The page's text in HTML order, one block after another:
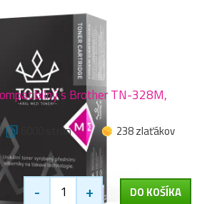
s Brother TN-328M,
6000 stran
238 zlaťákov
- + DO KOŠÍKA